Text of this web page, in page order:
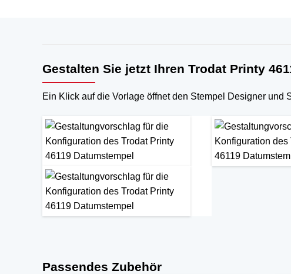
Gestalten Sie jetzt Ihren Trodat Printy
Ein Klick auf die Vorlage öffnet den Stempel Designer
Passendes Zubehör